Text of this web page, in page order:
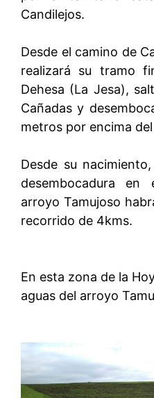
Candilejos.
Desde el camino de
realizará su tramo
Dehesa (La Jesa),
Cañadas y
metros por encima
Desde su
desembocadura
arroyo Tamujoso
recorrido de 4kms.
En esta zona de la
aguas del arroyo